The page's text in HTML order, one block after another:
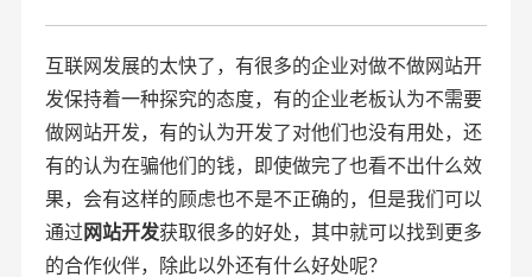
互联网发展的太快了，有很多的企业对做不做网站开
发保持着一种探究的态度，有的企业老板认为不需要
做网站开发，有的认为开发了对他们也没有用处，还
有的认为在骗他们的钱，即使做完了也看不出什么效
果，会有这样的顾虑也不是不正确的，但是我们可以
通过 网站开发获取很多的好处，其中就可以找到更多
的合作伙伴，除此以外还有什么好处呢？